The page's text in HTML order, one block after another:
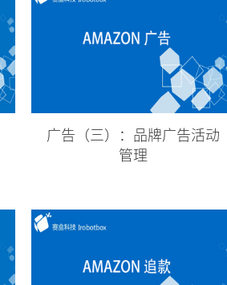
广告（三）：品牌广告活动
管理